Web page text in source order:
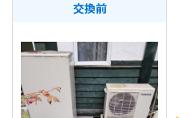
交換前